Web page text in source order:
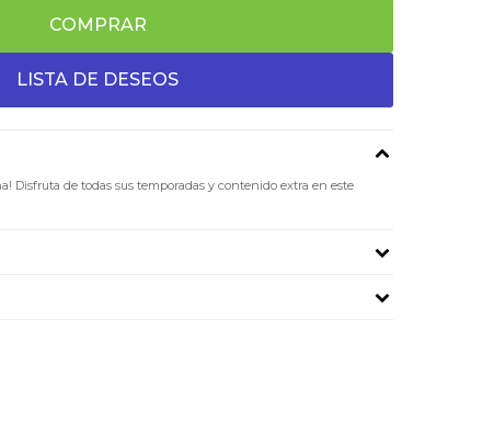
COMPRAR
Disfruta de todas sus temporadas y contenido extra en este